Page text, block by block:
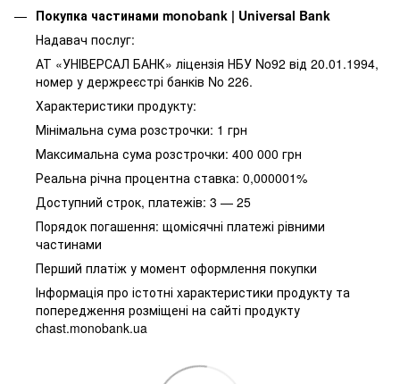
Покупка частинами monobank | Universal Bank
Надавач послуг:
АТ «УНІВЕРСАЛ БАНК» ліцензія НБУ No92 від 20.01.1994,
номер у держреєстрі банків No 226.
Характеристики продукту:
Мінімальна сума розстрочки: 1 грн
Максимальна сума розстрочки: 400 000 грн
Реальна річна процентна ставка: 0,000001%
Доступний строк, платежів: 3 — 25
Порядок погашення: щомісячні платежі рівними
частинами
Перший платіж у момент оформлення покупки
Інформація про істотні характеристики продукту та
попередження розміщені на сайті продукту
chast.monobank.ua